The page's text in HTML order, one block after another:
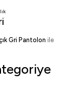
Gri Pantolon ile